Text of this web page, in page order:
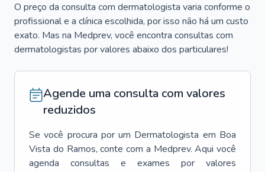
O preço da consulta com dermatologista varia conforme o
profissional e a clínica escolhida, por isso não há um custo
exato. Mas na Medprev, você encontra consultas com
dermatologistas por valores abaixo dos particulares!
Agende uma consulta com valores
reduzidos
Se você procura por um Dermatologista em Boa
Vista do Ramos, conte com a Medprev. Aqui você
agenda consultas e exames por valores